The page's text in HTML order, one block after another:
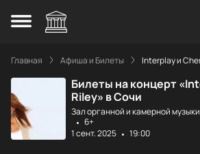
Главная Афиша и Билеты Interplay и
Билеты на концерт
Riley» в Сочи
Зал органной и камерной
6+
1 сент. 2025
19:00